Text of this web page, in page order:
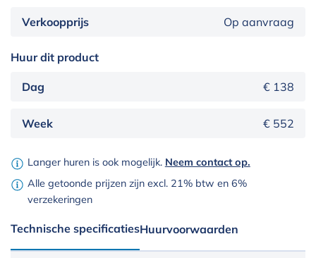
Verkoopprijs Op aanvraag
Huur dit product
Dag € 138
Week € 552
Langer huren is ook mogelijk. Neem contact op.
Alle getoonde prijzen zijn excl. 21% btw en 6%
verzekeringen
Technische specificatiesHuurvoorwaarden